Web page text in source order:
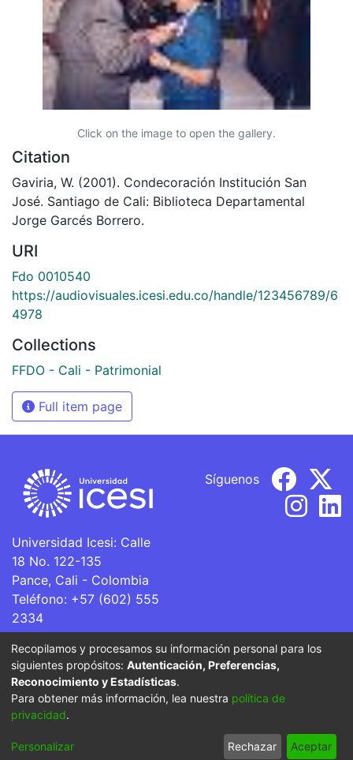
Click on the image to open the gallery.
Citation
Gaviria, W. (2001). Condecoración Institución San
José. Santiago de Cali: Biblioteca Departamental
Jorge Garcés Borrero.
URI
Fdo 0010540
https://audiovisuales.icesi.edu.co/handle/123456789/6
4978
Collections
FFDO - Cali - Patrimonial
Full item page
Universidad Icesi: Calle
18 No. 122-135
Pance, Cali - Colombia
Teléfono: +57 (602) 555
2334
ventanillaunica@icesi.edu.co
Síguenos
La Universidad Icesi es una Institución de Educación
Superior que se encuentra sujeta a inspección y vigilancia
por parte del Ministerio de Educación Nacional.
Cookie
End User
Send
Recopilamos y procesamos su información personal para los
siguientes propósitos: Autenticación, Preferencias,
Reconocimiento y Estadísticas.
Para obtener más información, lea nuestra política de
privacidad.
Personalizar Rechazar Aceptar